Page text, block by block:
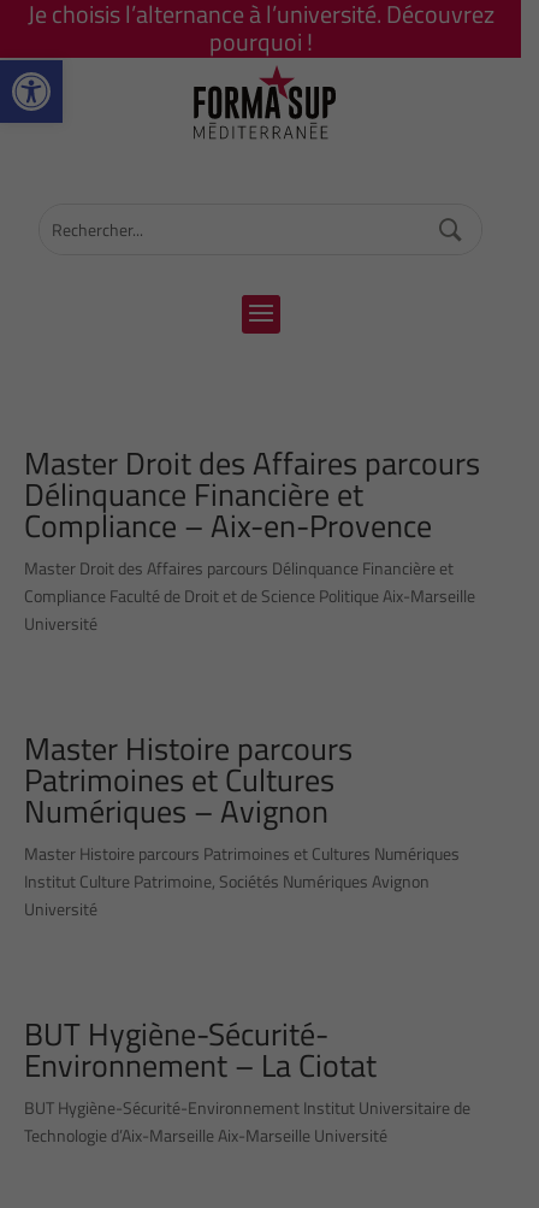
Ouvrir la barre d’outils
Je choisis l’alternance à l’université. Découvrez
pourquoi !
Master Droit des Affaires parcours
Délinquance Financière et
Compliance – Aix-en-Provence
Master Droit des Affaires parcours Délinquance Financière et
Compliance Faculté de Droit et de Science Politique Aix-Marseille
Université
Master Histoire parcours
Patrimoines et Cultures
Numériques – Avignon
Master Histoire parcours Patrimoines et Cultures Numériques
Institut Culture Patrimoine, Sociétés Numériques Avignon
Université
BUT Hygiène-Sécurité-
Environnement – La Ciotat
BUT Hygiène-Sécurité-Environnement Institut Universitaire de
Technologie d’Aix-Marseille Aix-Marseille Université